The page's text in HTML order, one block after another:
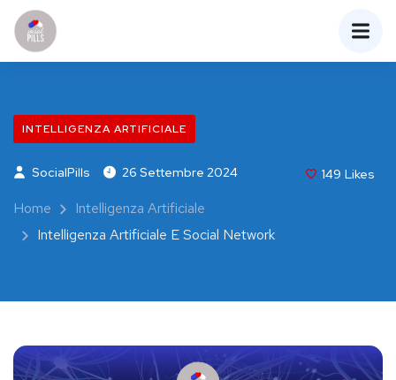
INTELLIGENZA ARTIFICIALE
SocialPills 26 Settembre 2024 149 Likes
Home
Intelligenza Artificiale
Intelligenza Artificiale E Social Network